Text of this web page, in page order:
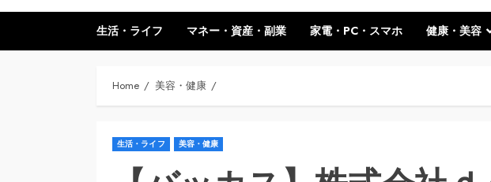
生活・ライフ マネー・資産・副業 家電・PC・スマホ 健康・美容
Home 美容・健康
生活・ライフ 美容・健康